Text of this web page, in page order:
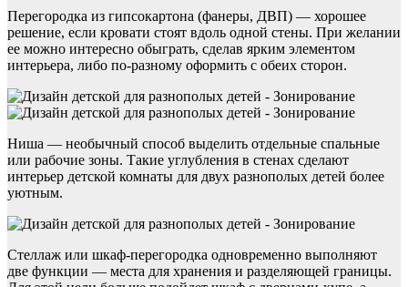
Перегородка из гипсокартона (фанеры, ДВП) — хорошее
решение, если кровати стоят вдоль одной стены. При желании
ее можно интересно обыграть, сделав ярким элементом
интерьера, либо по-разному оформить с обеих сторон.
Ниша — необычный способ выделить отдельные спальные
или рабочие зоны. Такие углубления в стенах сделают
интерьер детской комнаты для двух разнополых детей более
уютным.
Стеллаж или шкаф-перегородка одновременно выполняют
две функции — места для хранения и разделяющей границы.